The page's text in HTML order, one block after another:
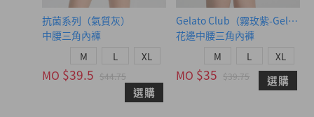
抗菌系列（氣質灰）
中腰三角內褲
M L XL
MO $39.5 $44.75
選購
Gelato Club（霧玫紫-Gelato）
花邊中腰三角內褲
M L XL
MO $35 $39.75 選購